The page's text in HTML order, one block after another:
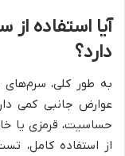
آیا استفاده
دارد؟
به طور کلی، سرم‌های
عوارض جانبی کمی
حساسیت، قرمزی یا
از استفاده کامل،